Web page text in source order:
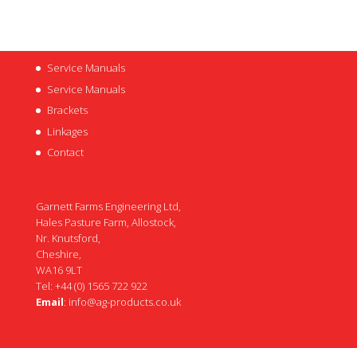
Service Manuals
Service Manuals
Brackets
Linkages
Contact
Garnett Farms Engineering Ltd,
Hales Pasture Farm, Allostock,
Nr. Knutsford,
Cheshire,
WA16 9LT
Tel: +44 (0) 1565 722 922
Email: info@ag-products.co.uk